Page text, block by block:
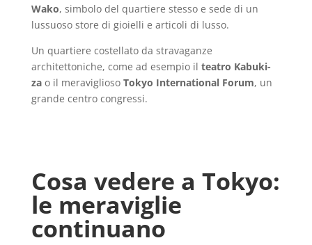
Wako, simbolo del quartiere stesso e sede di un
lussuoso store di gioielli e articoli di lusso.
Un quartiere costellato da stravaganze
architettoniche, come ad esempio il teatro Kabuki-
zao il meraviglioso Tokyo International Forum, un
grande centro congressi.
Cosa vedere a Tokyo:
le meraviglie
continuano